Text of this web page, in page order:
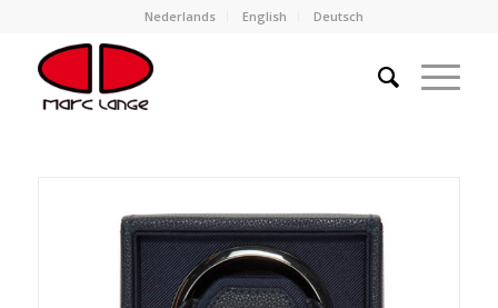
Nederlands English Deutsch